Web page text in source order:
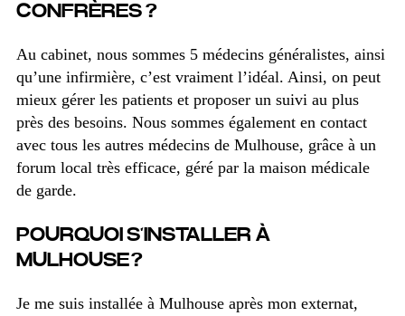
CONFRÈRES ?
Au cabinet, nous sommes 5 médecins généralistes, ainsi
qu’une infirmière, c’est vraiment l’idéal. Ainsi, on peut
mieux gérer les patients et proposer un suivi au plus
près des besoins. Nous sommes également en contact
avec tous les autres médecins de Mulhouse, grâce à un
forum local très efficace, géré par la maison médicale
de garde.
POURQUOI S’INSTALLER À
MULHOUSE ?
Je me suis installée à Mulhouse après mon externat,